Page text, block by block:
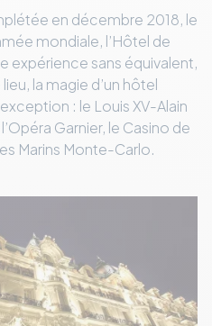
en décembre 2018, le
mondiale, l’Hôtel de
expérience sans équivalent,
la magie d’un hôtel
: le Louis XV-Alain
Garnier, le Casino de
Marins Monte-Carlo.